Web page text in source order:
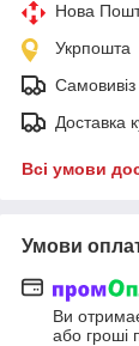
Нова
Укрпошта
Самовивіз
Доставка
Всі умови
Умови
Ви
або гроші